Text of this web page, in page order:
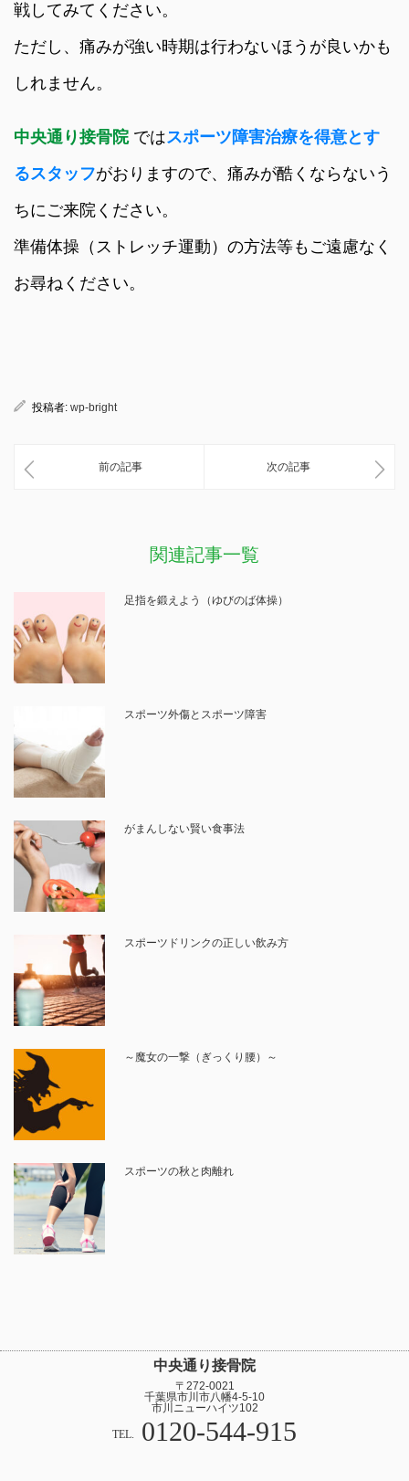
戦してみてください。
ただし、痛みが強い時期は行わないほうが良いかも
しれません。
中央通り接骨院 ではスポーツ障害治療を得意とす
るスタッフがおりますので、痛みが酷くならないう
ちにご来院ください。
準備体操（ストレッチ運動）の方法等もご遠慮なく
お尋ねください。
投稿者: wp-bright
前の記事 次の記事
関連記事一覧
足指を鍛えよう（ゆびのば体操）
スポーツ外傷とスポーツ障害
がまんしない賢い食事法
スポーツドリンクの正しい飲み方
～魔女の一撃（ぎっくり腰）～
スポーツの秋と肉離れ
中央通り接骨院
〒272-0021
千葉県市川市八幡4-5-10
市川ニューハイツ102
TEL. 0120-544-915